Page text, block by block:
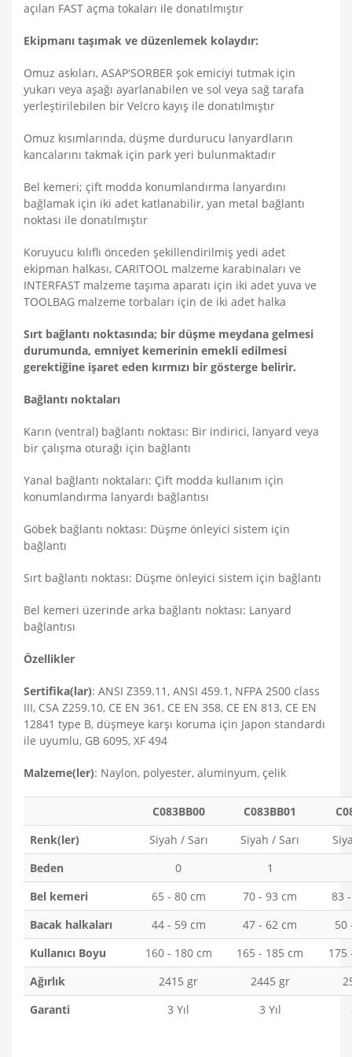
açılan FAST açma tokaları ile donatılmıştır
Ekipmanı taşımak ve düzenlemek kolaydır:
Omuz askıları, ASAP'SORBER şok emiciyi tutmak için
yukarı veya aşağı ayarlanabilen ve sol veya sağ tarafa
yerleştirilebilen bir Velcro kayış ile donatılmıştır
Omuz kısımlarında, düşme durdurucu lanyardların
kancalarını takmak için park yeri bulunmaktadır
Bel kemeri; çift modda konumlandırma lanyardını
bağlamak için iki adet katlanabilir, yan metal bağlantı
noktası ile donatılmıştır
Koruyucu kılıflı önceden şekillendirilmiş yedi adet
ekipman halkası, CARITOOL malzeme karabinaları ve
INTERFAST malzeme taşıma aparatı için iki adet yuva ve
TOOLBAG malzeme torbaları için de iki adet halka
Sırt bağlantı noktasında; bir düşme meydana gelmesi
durumunda, emniyet kemerinin emekli edilmesi
gerektiğine işaret eden kırmızı bir gösterge belirir.
Bağlantı noktaları
Karın (ventral) bağlantı noktası: Bir indirici, lanyard veya
bir çalışma oturağı için bağlantı
Yanal bağlantı noktaları: Çift modda kullanım için
konumlandırma lanyardı bağlantısı
Göbek bağlantı noktası: Düşme önleyici sistem için
bağlantı
Sırt bağlantı noktası: Düşme önleyici sistem için bağlantı
Bel kemeri üzerinde arka bağlantı noktası: Lanyard
bağlantısı
Özellikler
Sertifika(lar): ANSI Z359.11, ANSI 459.1, NFPA 2500 class
III, CSA Z259.10, CE EN 361, CE EN 358, CE EN 813, CE EN
12841 type B, düşmeye karşı koruma için Japon standardı
ile uyumlu, GB 6095, XF 494
Malzeme(ler): Naylon, polyester, aluminyum, çelik
C083BB00 C083BB01
Renk(ler)
Siyah / Sarı Siyah / Sarı
Beden
0
1
Bel kemeri
65 - 80 cm 70 - 93 cm
83
Bacak halkaları
44 - 59 cm 47 - 62 cm
50
Kullanıcı Boyu
160 - 180 cm 165 - 185 cm
175
Ağırlık
2415 gr 2445 gr
Garanti
3 Yıl 3 Yıl